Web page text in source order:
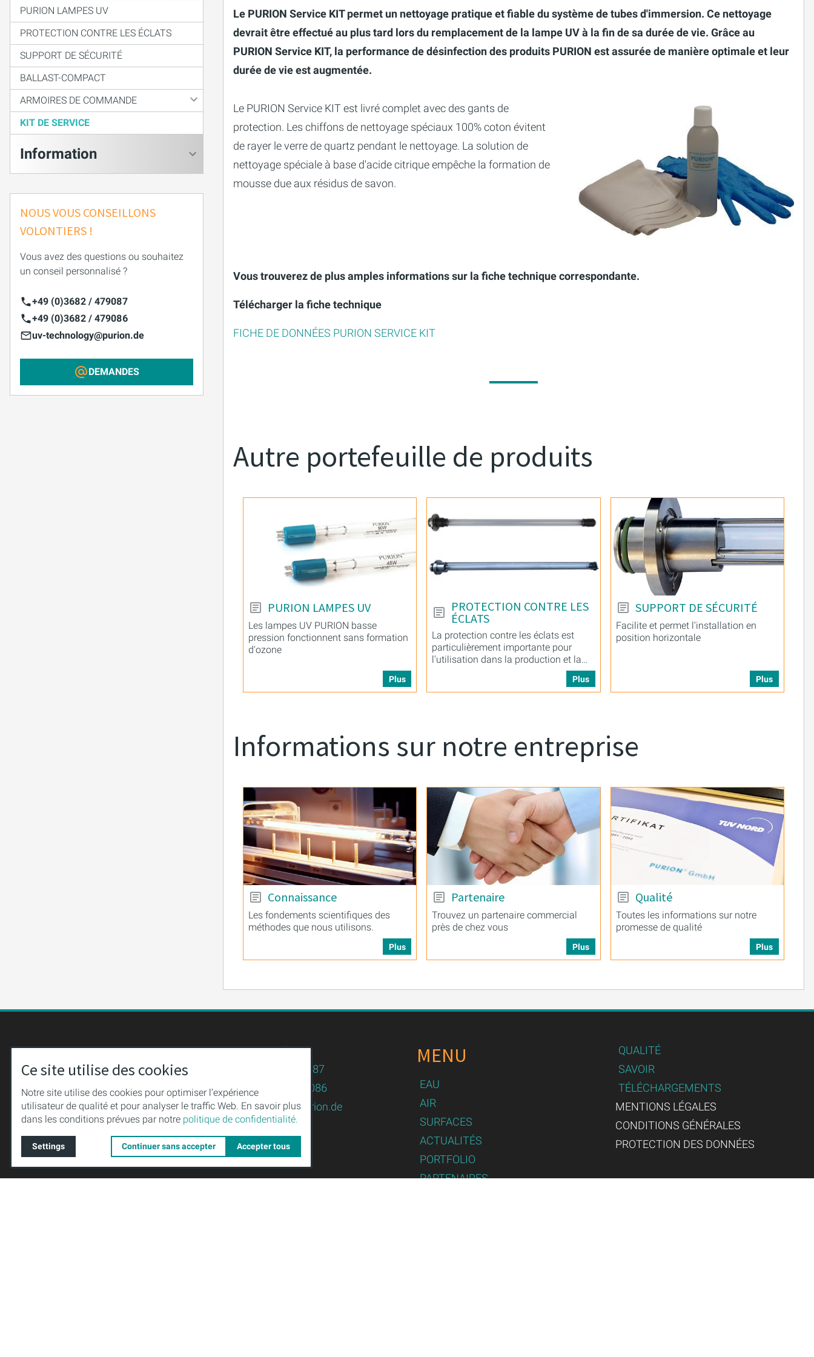
Le PURION Service KIT permet un nettoyage pratique et fiable du système de tubes d'immersion. Ce nettoyage
devrait être effectué au plus tard lors du remplacement de la lampe UV à la fin de sa durée de vie. Grâce au
PURION Service KIT, la performance de désinfection des produits PURION est assurée de manière optimale et leur
durée de vie est augmentée.
Le PURION Service KIT est livré complet avec des gants de
protection. Les chiffons de nettoyage spéciaux 100% coton évitent
de rayer le verre de quartz pendant le nettoyage. La solution de
nettoyage spéciale à base d'acide citrique empêche la formation de
mousse due aux résidus de savon.
Vous trouverez de plus amples informations sur la fiche technique correspondante.
Télécharger la fiche technique
FICHE DE DONNÉES PURION SERVICE KIT
Autre portefeuille de produits
PURION LAMPES UV
Les lampes UV PURION basse
pression fonctionnent sans formation
d'ozone
Plus
PROTECTION CONTRE LES
ÉCLATS
La protection contre les éclats est
particulièrement importante pour
l'utilisation dans la production et la
Plus
SUPPORT DE SÉCURITÉ
Facilite et permet l'installation en
position horizontale
Plus
Informations sur notre entreprise
Connaissance
Les fondements scientifiques des
méthodes que nous utilisons.
Plus
Partenaire
Trouvez un partenaire commercial
près de chez vous
Plus
Qualité
Toutes les informations sur notre
promesse de qualité
Plus
PURION LAMPES UV
PROTECTION CONTRE LES ÉCLATS
SUPPORT DE SÉCURITÉ
BALLAST-COMPACT
ARMOIRES DE COMMANDE
KIT DE SERVICE
Information
NOUS VOUS CONSEILLONS
VOLONTIERS !
Vous avez des questions ou souhaitez
un conseil personnalisé ?
+49 (0)3682 / 479087
+49 (0)3682 / 479086
uv-technology@purion.de
DEMANDES
CONTACT
Meininger Straße 41
98544 Zella-Mehlis
Allemagne
www.purion.de
+49 (0)3682 / 479087
+49 (0)3682 / 479086
uv-technology@purion.de
MENU
EAU
AIR
SURFACES
ACTUALITÉS
PORTFOLIO
PARTENAIRES
QUALITÉ
SAVOIR
TÉLÉCHARGEMENTS
MENTIONS LÉGALES
CONDITIONS GÉNÉRALES
PROTECTION DES DONNÉES
Ce site utilise des cookies
Notre site utilise des cookies pour optimiser l’expérience
utilisateur de qualité et pour analyser le traffic Web. En savoir plus
dans les conditions prévues par notre politique de confidentialité.
Settings Continuer sans accepter Accepter tous